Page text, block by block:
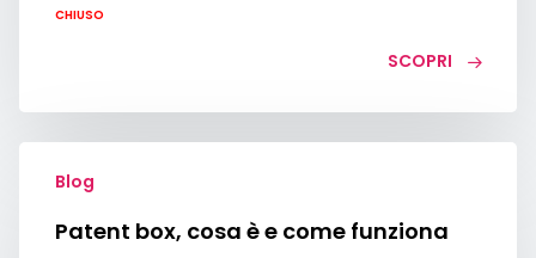
CHIUSO
SCOPRI
box,Blog
Patent box, cosa è e come funziona